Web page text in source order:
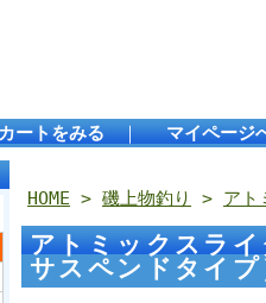
ートをみる ｜ マイページ
HOME > 磯上物釣り > アト
アトミックスラ
サスペンドタイプ